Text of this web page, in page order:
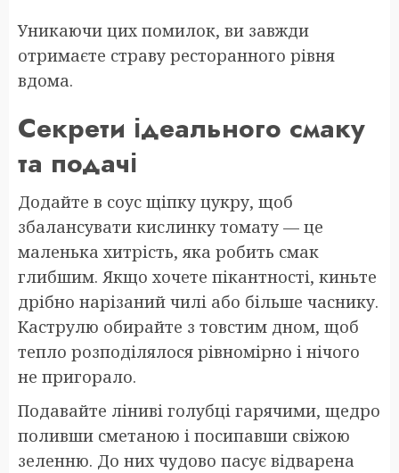
Уникаючи цих помилок, ви завжди
отримаєте страву ресторанного рівня
вдома.
Секрети ідеального смаку
та подачі
Додайте в соус щіпку цукру, щоб
збалансувати кислинку томату — це
маленька хитрість, яка робить смак
глибшим. Якщо хочете пікантності, киньте
дрібно нарізаний чилі або більше часнику.
Каструлю обирайте з товстим дном, щоб
тепло розподілялося рівномірно і нічого
не пригорало.
Подавайте ліниві голубці гарячими, щедро
поливши сметаною і посипавши свіжою
зеленню. До них чудово пасує відварена